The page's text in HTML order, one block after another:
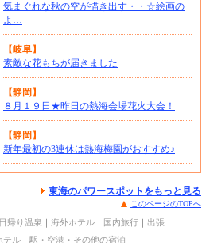
気まぐれな秋の空が描き出す・・☆絵画の
よ…
【岐阜】
素敵な花もちが届きました
【静岡】
８月１９日★昨日の熱海会場花火大会！
【静岡】
新年最初の3連休は熱海梅園がおすすめ♪
東海のパワースポットをもっと見る
このページのTOPへ
日帰り温泉 海外ホテル 国内旅行
出張
テル｜ 駅・空港・その他の宿泊